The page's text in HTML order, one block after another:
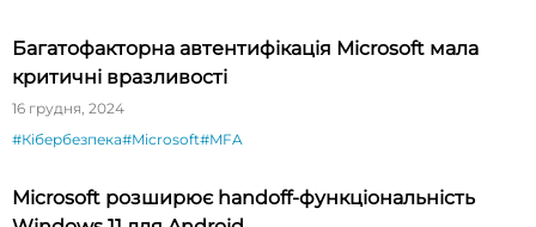
Багатофакторна автентифікація Microsoft мала
критичні вразливості
16 грудня, 2024
#Кібербезпека#Microsoft#MFA
Microsoft розширює handoff-функціональність